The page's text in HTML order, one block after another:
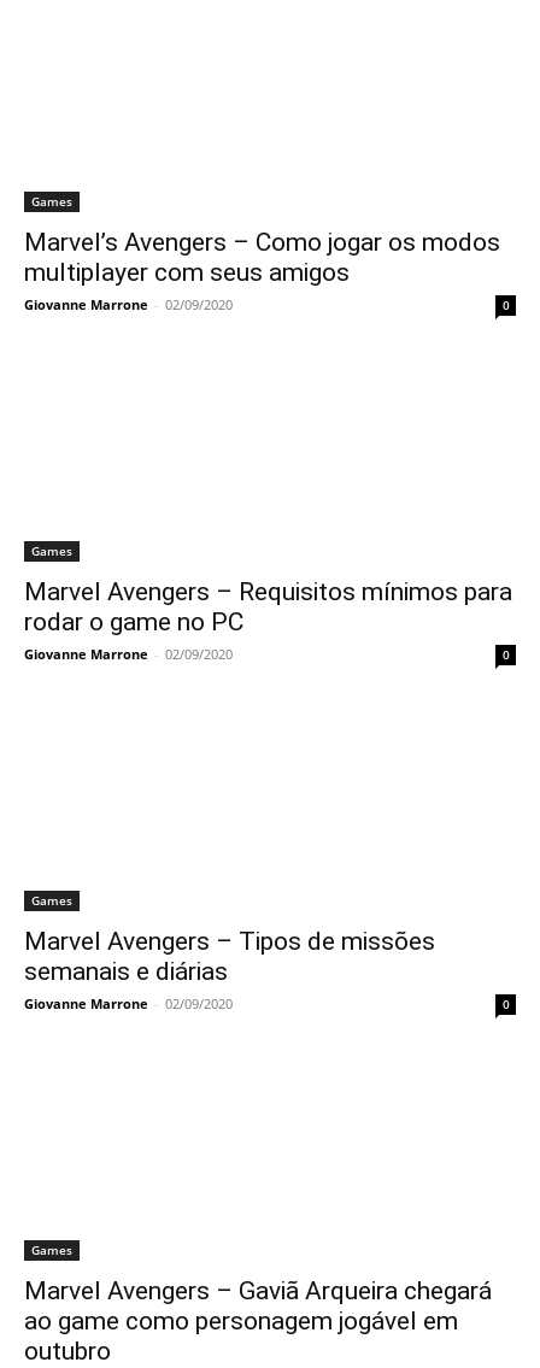
Games
Marvel’s Avengers – Como jogar os modos
multiplayer com seus amigos
Giovanne Marrone - 02/09/2020 0
Games
Marvel Avengers – Requisitos mínimos para
rodar o game no PC
Giovanne Marrone - 02/09/2020 0
Games
Marvel Avengers – Tipos de missões
semanais e diárias
Giovanne Marrone - 02/09/2020 0
Games
Marvel Avengers – Gaviã Arqueira chegará
ao game como personagem jogável em
outubro